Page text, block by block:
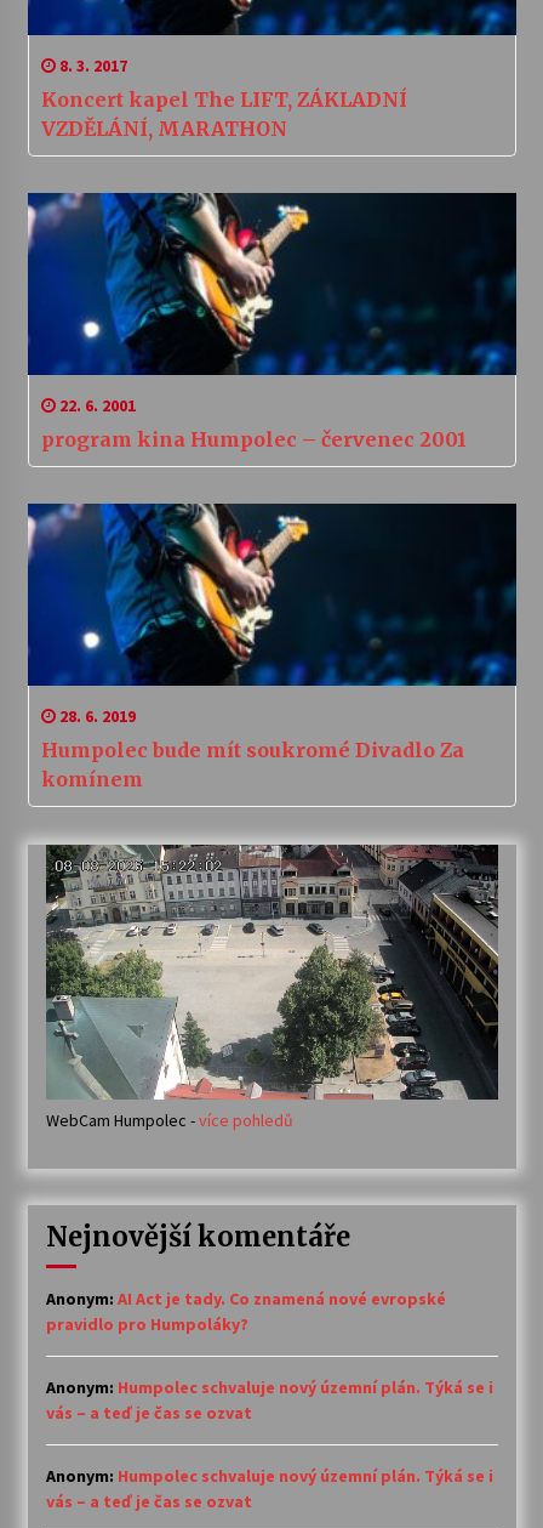
8. 3. 2017
Koncert kapel The LIFT, ZÁKLADNÍ
VZDĚLÁNÍ, MARATHON
22. 6. 2001
program kina Humpolec – červenec 2001
28. 6. 2019
Humpolec bude mít soukromé Divadlo Za
komínem
WebCam Humpolec -více pohledů
Nejnovější komentáře
Anonym: AI Act je tady. Co znamená nové evropské
pravidlo pro Humpoláky?
Anonym: Humpolec schvaluje nový územní plán. Týká se i
vás – a teď je čas se ozvat
Anonym: Humpolec schvaluje nový územní plán. Týká se i
vás – a teď je čas se ozvat